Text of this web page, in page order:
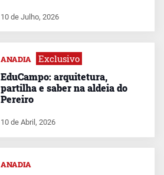
10 de Julho, 2026
ANADIA Exclusivo
EduCampo: arquitetura,
partilha e saber na aldeia do
Pereiro
10 de Abril, 2026
ANADIA